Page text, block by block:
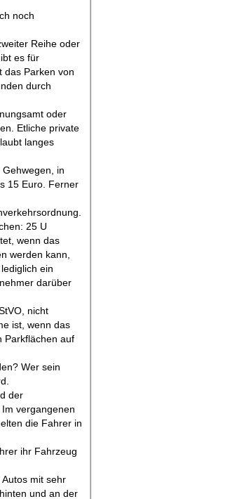
noch
Reihe oder
es für
das Parken von
durch
oder
Etliche private
langes
in
15 Euro. Ferner
25 U
wenn das
werden kann,
ein
darüber
nicht
ist, wenn das
Parkflächen auf
Wer sein
der
vergangenen
die Fahrer in
ihr Fahrzeug
mit sehr
und an der